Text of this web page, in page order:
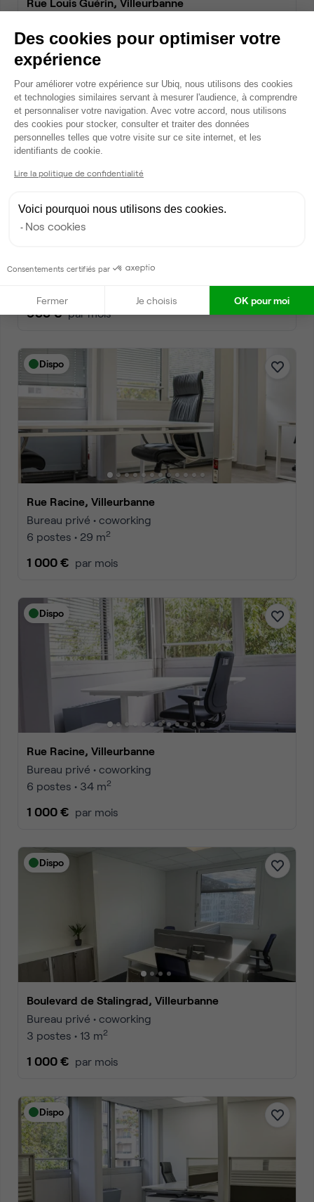
2 postes • 9 m2
988 € par mois
Dispo
Bureau privé • coworking
988 € par mois
Dispo
Rue Racine, Villeurbanne
Bureau privé • coworking
6 postes • 29 m2
1 000 € par mois
Dispo
Rue Racine, Villeurbanne
Bureau privé • coworking
6 postes • 34 m2
1 000 € par mois
Dispo
Boulevard de Stalingrad, Villeurbanne
Bureau privé • coworking
3 postes • 13 m2
1 000 € par mois
Dispo
Des cookies pour optimiser votre
expérience
Plateforme de Gestion du
Pour améliorer votre expérience sur Ubiq, nous utilisons des cookies
et technologies similaires servant à mesurer l'audience, à comprendre
et personnaliser votre navigation. Avec votre accord, nous utilisons
des cookies pour stocker, consulter et traiter des données
personnelles telles que votre visite sur ce site internet, et les
identifiants de cookie.
Lire la politique de confidentialité
Voici pourquoi nous utilisons des cookies.
Nos cookies
Consentements certifiés par
Fermer Je choisis OK pour moi